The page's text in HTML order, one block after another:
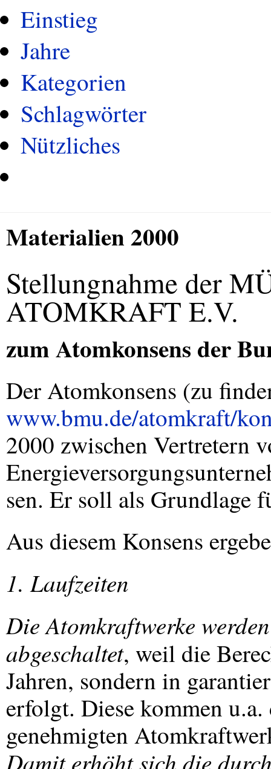
Einstieg
Jahre
Kategorien
Schlagwörter
Nützliches
Materialien 2000
Stellungnahme der
ATOMKRAFT E.V.
zum Atomkonsens der
Der Atomkonsens (zu
www.bmu.de/atomkraft/
2000 zwischen Vertretern
sen. Er soll als Grundlage
Aus diesem Konsens
1. Laufzeiten
Die Atomkraftwerke
abgeschaltet, weil die
Jahren, sondern in
erfolgt. Diese kommen
genehmigten
Damit erhöht sich die